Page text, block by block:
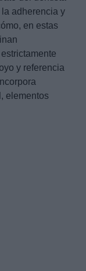
adherencia y
en estas
y referencia
elementos